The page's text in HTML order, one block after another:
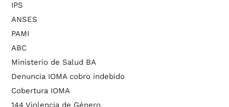
IPS
ANSES
PAMI
ABC
Ministerio de Salud BA
Denuncia IOMA cobro indebido
Cobertura IOMA